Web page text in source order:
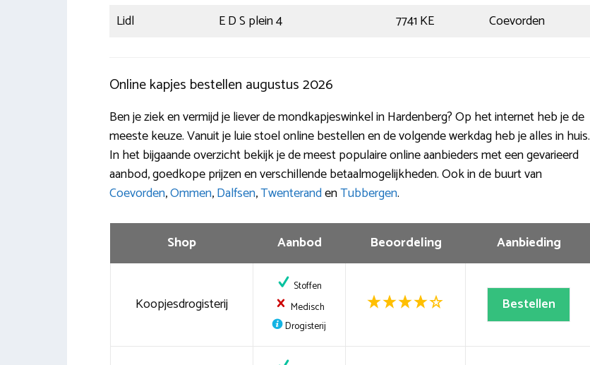
Lidl
E D S plein 4 7741 KE Coevorden
Online kapjes bestellen augustus 2026
Ben je ziek en vermijd je liever de mondkapjeswinkel in Hardenberg? Op het internet heb je de
meeste keuze. Vanuit je luie stoel online bestellen en de volgende werkdag heb je alles in huis.
In het bijgaande overzicht bekijk je de meest populaire online aanbieders met een gevarieerd
aanbod, goedkope prijzen en verschillende betaalmogelijkheden. Ook in de buurt van
Coevorden,Ommen,Dalfsen,TwenterandenTubbergen.
Shop Aanbod Beoordeling Aanbieding
Koopjesdrogisterij
Stoffen
Medisch
Drogisterij
Bestellen